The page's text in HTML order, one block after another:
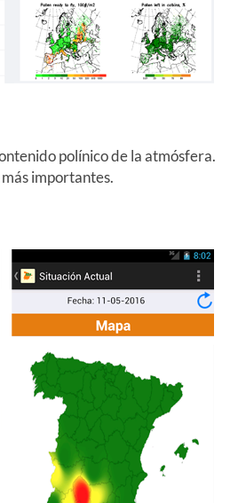
polínico de la atmósfera.
importantes.